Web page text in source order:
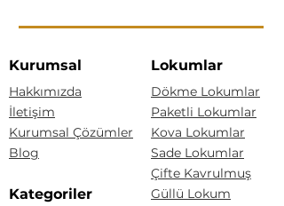
Kurumsal
Hakkımızda
İletişim
Kurumsal Çözümler
Blog
Lokumlar
Dökme Lokumlar
Paketli Lokumlar
Kova Lokumlar
Sade Lokumlar
Çifte Kavrulmuş
Kategoriler
Güllü Lokum